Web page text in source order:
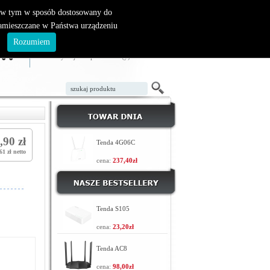
TWÓJ KOSZYK
W koszyku jest 0 produktów(y)
ZAŁÓŻ KONTO LOGOWANIE
zł
zł netto
Tenda 4G06C
cena: 237,40zł
Tenda S105
cena: 23,20zł
Tenda AC8
cena: 98,00zł
tym w sposób dostosowany do
w Państwa urządzeniu
Rozumiem